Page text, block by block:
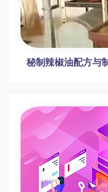
秘制辣椒油配方与